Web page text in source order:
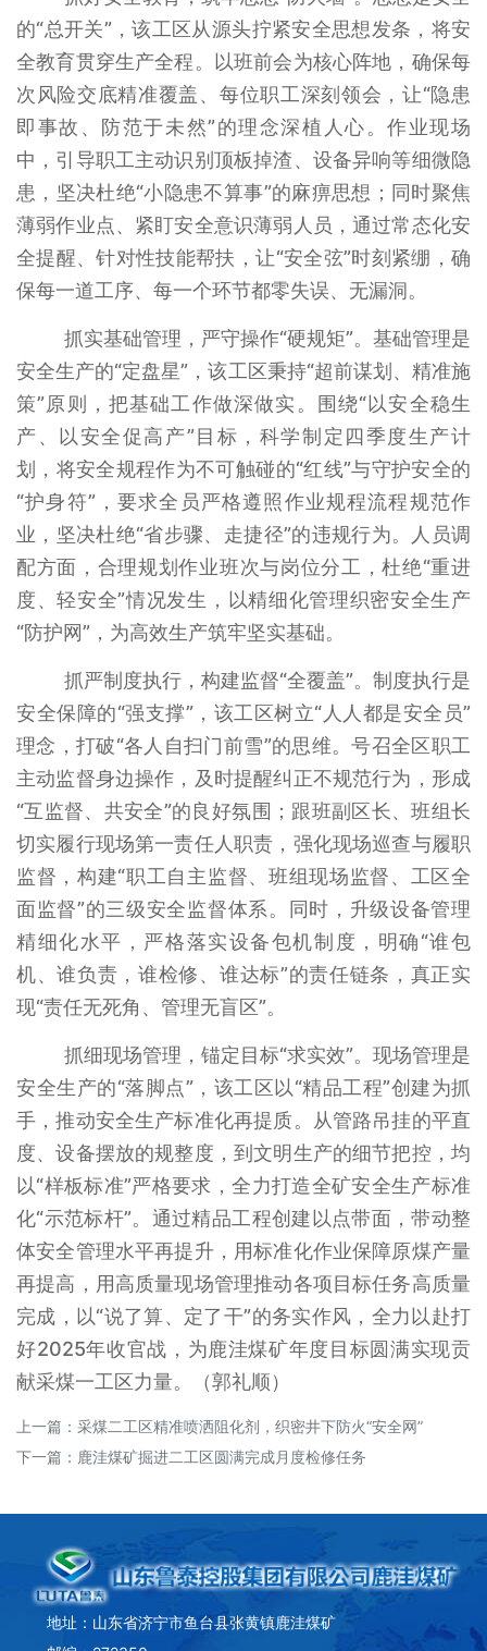
的“总开关”，该工区从源头拧紧安全思想发条，将安
全教育贯穿生产全程。以班前会为核心阵地，确保每
次风险交底精准覆盖、每位职工深刻领会，让“隐患
即事故、防范于未然”的理念深植人心。作业现场
中，引导职工主动识别顶板掉渣、设备异响等细微隐
患，坚决杜绝“小隐患不算事”的麻痹思想；同时聚焦
薄弱作业点、紧盯安全意识薄弱人员，通过常态化安
全提醒、针对性技能帮扶，让“安全弦”时刻紧绷，确
保每一道工序、每一个环节都零失误、无漏洞。
抓实基础管理，严守操作“硬规矩”。基础管理是
安全生产的“定盘星”，该工区秉持“超前谋划、精准施
策”原则，把基础工作做深做实。围绕“以安全稳生
产、以安全促高产”目标，科学制定四季度生产计
划，将安全规程作为不可触碰的“红线”与守护安全的
“护身符”，要求全员严格遵照作业规程流程规范作
业，坚决杜绝“省步骤、走捷径”的违规行为。人员调
配方面，合理规划作业班次与岗位分工，杜绝“重进
度、轻安全”情况发生，以精细化管理织密安全生产
“防护网”，为高效生产筑牢坚实基础。
抓严制度执行，构建监督“全覆盖”。制度执行是
安全保障的“强支撑”，该工区树立“人人都是安全员”
理念，打破“各人自扫门前雪”的思维。号召全区职工
主动监督身边操作，及时提醒纠正不规范行为，形成
“互监督、共安全”的良好氛围；跟班副区长、班组长
切实履行现场第一责任人职责，强化现场巡查与履职
监督，构建“职工自主监督、班组现场监督、工区全
面监督”的三级安全监督体系。同时，升级设备管理
精细化水平，严格落实设备包机制度，明确“谁包
机、谁负责，谁检修、谁达标”的责任链条，真正实
现“责任无死角、管理无盲区”。
抓细现场管理，锚定目标“求实效”。现场管理是
安全生产的“落脚点”，该工区以“精品工程”创建为抓
手，推动安全生产标准化再提质。从管路吊挂的平直
度、设备摆放的规整度，到文明生产的细节把控，均
以“样板标准”严格要求，全力打造全矿安全生产标准
化“示范标杆”。通过精品工程创建以点带面，带动整
体安全管理水平再提升，用标准化作业保障原煤产量
再提高，用高质量现场管理推动各项目标任务高质量
完成，以“说了算、定了干”的务实作风，全力以赴打
好2025年收官战，为鹿洼煤矿年度目标圆满实现贡
献采煤一工区力量。（郭礼顺）
上一篇： 采煤二工区精准喷洒阻化剂，织密井下防火“安全网”
下一篇： 鹿洼煤矿掘进二工区圆满完成月度检修任务
地址：山东省济宁市鱼台县张黄镇鹿洼煤矿